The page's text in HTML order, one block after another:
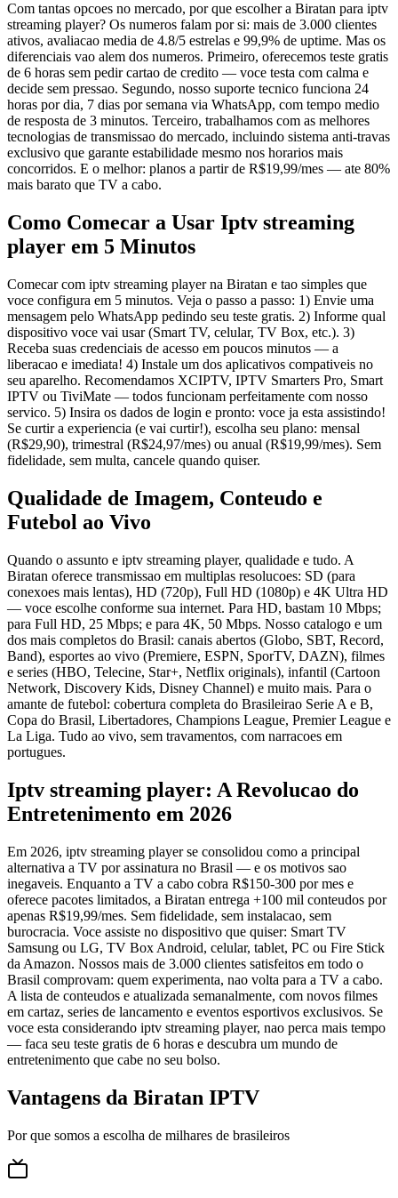
Com tantas opcoes no mercado, por que escolher a Biratan para iptv
streaming player? Os numeros falam por si: mais de 3.000 clientes
ativos, avaliacao media de 4.8/5 estrelas e 99,9% de uptime. Mas os
diferenciais vao alem dos numeros. Primeiro, oferecemos teste gratis
de 6 horas sem pedir cartao de credito — voce testa com calma e
decide sem pressao. Segundo, nosso suporte tecnico funciona 24
horas por dia, 7 dias por semana via WhatsApp, com tempo medio
de resposta de 3 minutos. Terceiro, trabalhamos com as melhores
tecnologias de transmissao do mercado, incluindo sistema anti-travas
exclusivo que garante estabilidade mesmo nos horarios mais
concorridos. E o melhor: planos a partir de R$19,99/mes — ate 80%
mais barato que TV a cabo.
Como Comecar a Usar Iptv streaming
player em 5 Minutos
Comecar com iptv streaming player na Biratan e tao simples que
voce configura em 5 minutos. Veja o passo a passo: 1) Envie uma
mensagem pelo WhatsApp pedindo seu teste gratis. 2) Informe qual
dispositivo voce vai usar (Smart TV, celular, TV Box, etc.). 3)
Receba suas credenciais de acesso em poucos minutos — a
liberacao e imediata! 4) Instale um dos aplicativos compativeis no
seu aparelho. Recomendamos XCIPTV, IPTV Smarters Pro, Smart
IPTV ou TiviMate — todos funcionam perfeitamente com nosso
servico. 5) Insira os dados de login e pronto: voce ja esta assistindo!
Se curtir a experiencia (e vai curtir!), escolha seu plano: mensal
(R$29,90), trimestral (R$24,97/mes) ou anual (R$19,99/mes). Sem
fidelidade, sem multa, cancele quando quiser.
Qualidade de Imagem, Conteudo e
Futebol ao Vivo
Quando o assunto e iptv streaming player, qualidade e tudo. A
Biratan oferece transmissao em multiplas resolucoes: SD (para
conexoes mais lentas), HD (720p), Full HD (1080p) e 4K Ultra HD
— voce escolhe conforme sua internet. Para HD, bastam 10 Mbps;
para Full HD, 25 Mbps; e para 4K, 50 Mbps. Nosso catalogo e um
dos mais completos do Brasil: canais abertos (Globo, SBT, Record,
Band), esportes ao vivo (Premiere, ESPN, SporTV, DAZN), filmes
e series (HBO, Telecine, Star+, Netflix originals), infantil (Cartoon
Network, Discovery Kids, Disney Channel) e muito mais. Para o
amante de futebol: cobertura completa do Brasileirao Serie A e B,
Copa do Brasil, Libertadores, Champions League, Premier League e
La Liga. Tudo ao vivo, sem travamentos, com narracoes em
portugues.
Iptv streaming player: A Revolucao do
Entretenimento em 2026
Em 2026, iptv streaming player se consolidou como a principal
alternativa a TV por assinatura no Brasil — e os motivos sao
inegaveis. Enquanto a TV a cabo cobra R$150-300 por mes e
oferece pacotes limitados, a Biratan entrega +100 mil conteudos por
apenas R$19,99/mes. Sem fidelidade, sem instalacao, sem
burocracia. Voce assiste no dispositivo que quiser: Smart TV
Samsung ou LG, TV Box Android, celular, tablet, PC ou Fire Stick
da Amazon. Nossos mais de 3.000 clientes satisfeitos em todo o
Brasil comprovam: quem experimenta, nao volta para a TV a cabo.
A lista de conteudos e atualizada semanalmente, com novos filmes
em cartaz, series de lancamento e eventos esportivos exclusivos. Se
voce esta considerando iptv streaming player, nao perca mais tempo
— faca seu teste gratis de 6 horas e descubra um mundo de
entretenimento que cabe no seu bolso.
Vantagens da Biratan IPTV
Por que somos a escolha de milhares de brasileiros